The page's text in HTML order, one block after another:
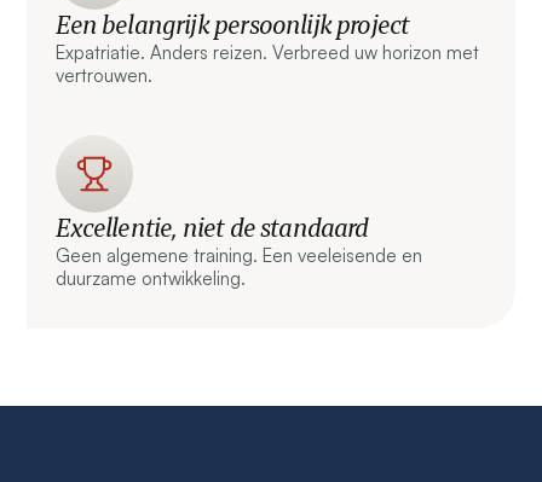
Een belangrijk persoonlijk project
Expatriatie. Anders reizen. Verbreed uw horizon met
vertrouwen.
Excellentie, niet de standaard
Geen algemene training. Een veeleisende en
duurzame ontwikkeling.